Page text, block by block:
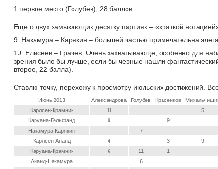
1 первое место (Голубев), 28 баллов.
Еще о двух замыкающих десятку партиях – «краткой
9. Накамура – Карякин – большей частью примечательна
10. Елисеев – Грачев. Очень захватывающе, особенно для
зрения было бы лучше, если бы черные нашли
второе, 22 балла).
Ставлю точку, перехожу к просмотру июльских достижений.
Июнь 2013 Александрова Голубев Красенков
Карлсен-Крамник
11
5
Каруана-Гельфанд
9
9
Накамура-Карякин
7
Карлсен-Ананд
4 3
9
Каруана-Крамник
6 11
1
Ананд-Накамура
6